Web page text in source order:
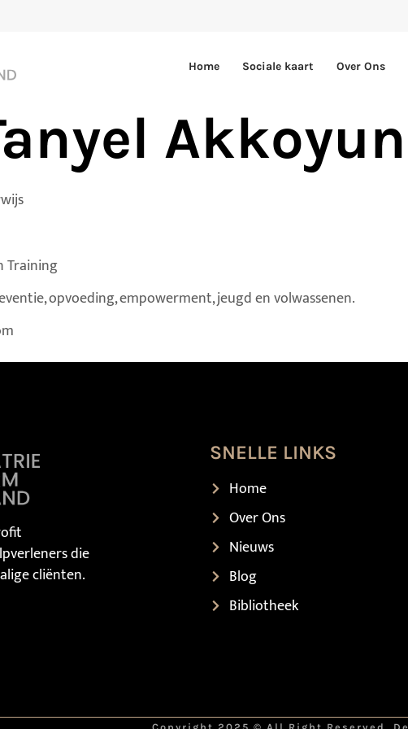
Home Sociale kaart Over Ons
Akkoyun
Training
opvoeding, empowerment, jeugd en volwassenen.
die
cliënten.
SNELLE LINKS
Home
Over Ons
Nieuws
Blog
Bibliotheek